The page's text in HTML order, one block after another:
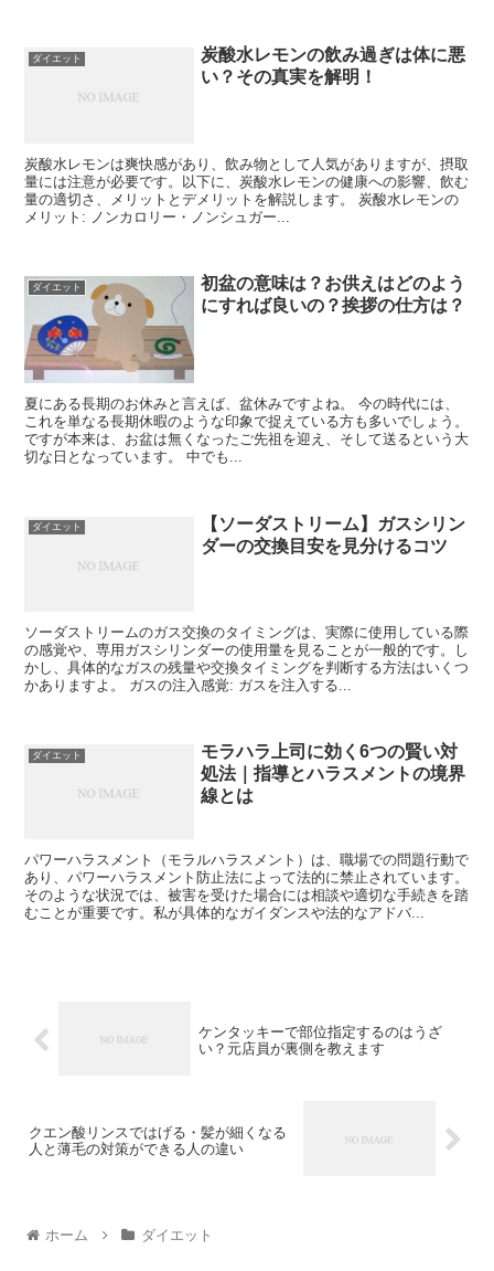
ダイエット
炭酸水レモンの飲み過ぎは体に悪
い？その真実を解明！
炭酸水レモンは爽快感があり、飲み物として人気がありますが、摂取
量には注意が必要です。以下に、炭酸水レモンの健康への影響、飲む
量の適切さ、メリットとデメリットを解説します。 炭酸水レモンの
メリット: ノンカロリー・ノンシュガー...
ダイエット
初盆の意味は？お供えはどのよう
にすれば良いの？挨拶の仕方は？
夏にある長期のお休みと言えば、盆休みですよね。 今の時代には、
これを単なる長期休暇のような印象で捉えている方も多いでしょう。
ですが本来は、お盆は無くなったご先祖を迎え、そして送るという大
切な日となっています。 中でも...
ダイエット
【ソーダストリーム】ガスシリン
ダーの交換目安を見分けるコツ
ソーダストリームのガス交換のタイミングは、実際に使用している際
の感覚や、専用ガスシリンダーの使用量を見ることが一般的です。し
かし、具体的なガスの残量や交換タイミングを判断する方法はいくつ
かありますよ。 ガスの注入感覚: ガスを注入する...
ダイエット
モラハラ上司に効く6つの賢い対
処法｜指導とハラスメントの境界
線とは
パワーハラスメント（モラルハラスメント）は、職場での問題行動で
あり、パワーハラスメント防止法によって法的に禁止されています。
そのような状況では、被害を受けた場合には相談や適切な手続きを踏
むことが重要です。私が具体的なガイダンスや法的なアドバ...
ケンタッキーで部位指定するのはうざ
い？元店員が裏側を教えます
クエン酸リンスではげる・髪が細くなる
人と薄毛の対策ができる人の違い
ホーム ダイエット